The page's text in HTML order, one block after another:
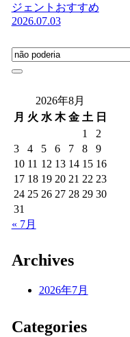
ジェントおすすめ
2026.07.03
2026年8月
月 火 水 木 金 土 日
1
2
3
4 5 6 7 8
9
10 11 12 13 14 15 16
17 18 19 20 21 22 23
24 25 26 27 28 29 30
31
« 7月
Archives
2026年7月
Categories